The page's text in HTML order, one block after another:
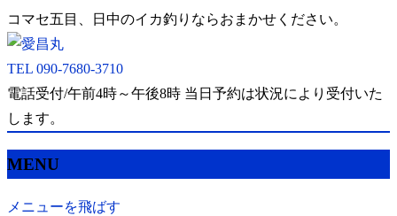
コマセ五目、日中のイカ釣りならおまかせください。
TEL 090-7680-3710
電話受付/午前4時～午後8時 当日予約は状況により受付いた
します。
MENU
メニューを飛ばす